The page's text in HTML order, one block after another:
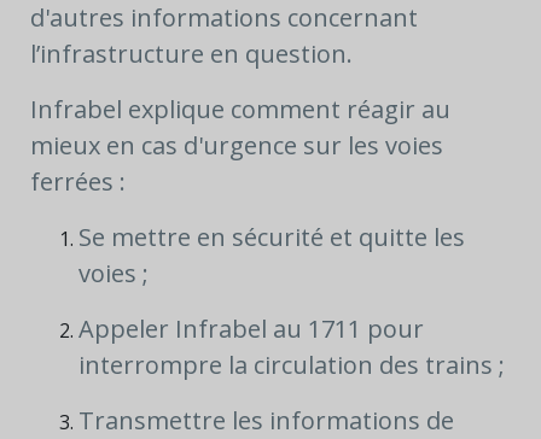
d'autres informations concernant
l’infrastructure en question.
Infrabel explique comment réagir au
mieux en cas d'urgence sur les voies
ferrées :
Se mettre en sécurité et quitte les
voies ;
Appeler Infrabel au 1711 pour
interrompre la circulation des trains ;
Transmettre les informations de